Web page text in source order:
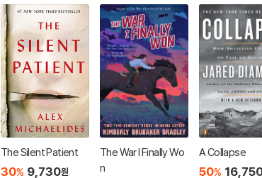
The Silent Patient
30% 9,730원
The War I Finally Wo
n
A Collapse
50%